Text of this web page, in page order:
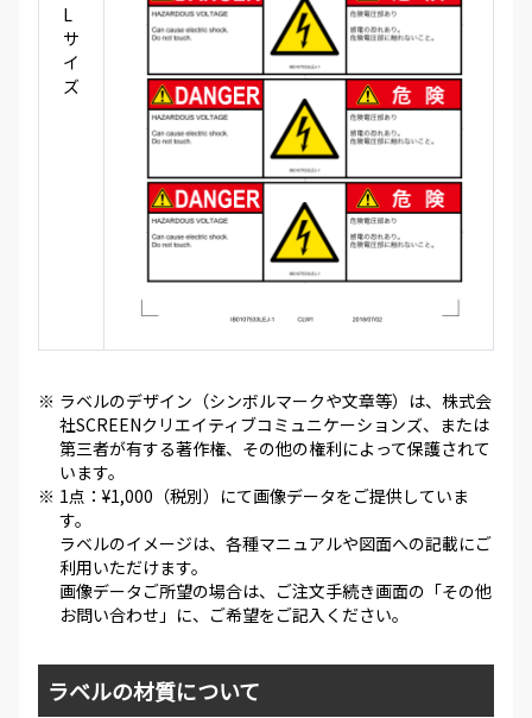
L
サ
イ
ズ
※ ラベルのデザイン（シンボルマークや文章等）は、株式会
社SCREENクリエイティブコミュニケーションズ、または
第三者が有する著作権、その他の権利によって保護されて
います。
※ 1点：¥1,000（税別）にて画像データをご提供していま
す。
ラベルのイメージは、各種マニュアルや図面への記載にご
利用いただけます。
画像データご所望の場合は、ご注文手続き画面の「その他
お問い合わせ」に、ご希望をご記入ください。
ラベルの材質について